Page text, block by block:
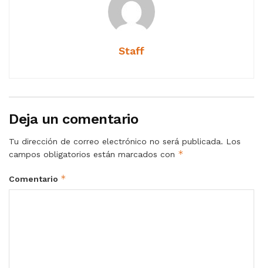
Staff
Deja un comentario
Tu dirección de correo electrónico no será publicada. Los
campos obligatorios están marcados con *
Comentario *